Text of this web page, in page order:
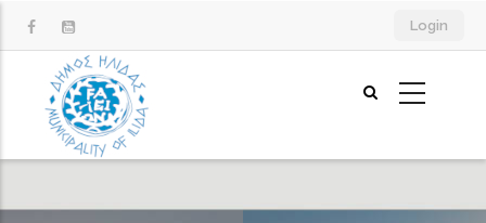
προς
περιεχόμενο
Login